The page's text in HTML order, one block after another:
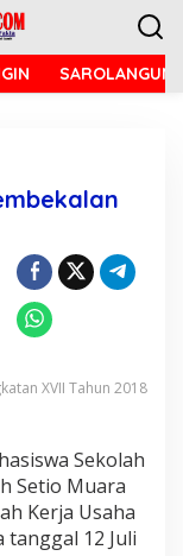
SAROLANGUN
XVII Tahun 2018
Sekolah
Setio Muara
Kerja Usaha
tanggal 12 Juli